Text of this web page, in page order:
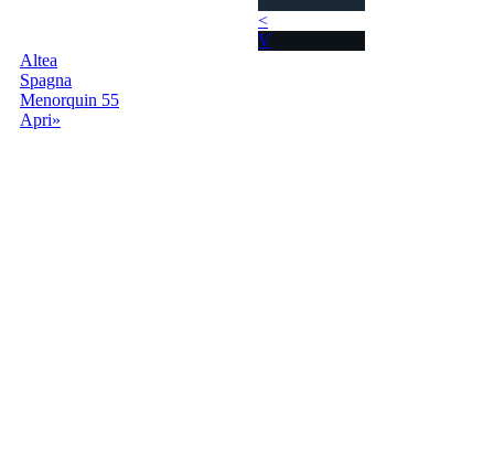
<
V
Altea
Spagna
Menorquin 55
Apri»